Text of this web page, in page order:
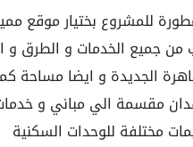
للمشروع بختيار موقع
من جميع الخدمات و الطرق و
الجديدة و ايضا مساحة
برايم 30 فدان مقسمة الي مباني و
مختلفة للوحدات السكنية